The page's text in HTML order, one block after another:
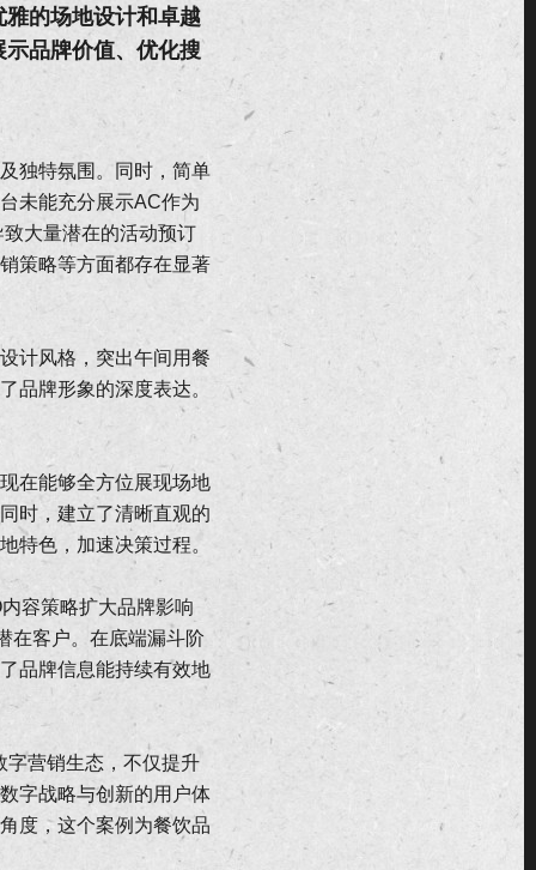
的场地设计和卓越
品牌价值、优化搜
独特氛围。同时，简单
未能充分展示AC作为
致大量潜在的活动预订
策略等方面都存在显著
计风格，突出午间用餐
品牌形象的深度表达。
在能够全方位展现场地
时，建立了清晰直观的
特色，加速决策过程。
容策略扩大品牌影响
在客户。在底端漏斗阶
品牌信息能持续有效地
字营销生态，不仅提升
字战略与创新的用户体
度，这个案例为餐饮品